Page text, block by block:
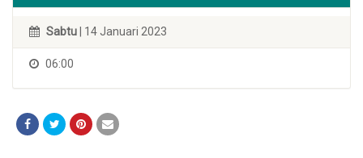
Sabtu | 14 Januari 2023
06:00